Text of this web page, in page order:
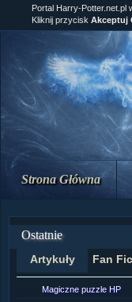
Strona Główna
Ostatnie
Artykuły Fan
Magiczne puzzle HP
Portal Harry-Potter.net.pl
Kliknij przycisk Akceptuj